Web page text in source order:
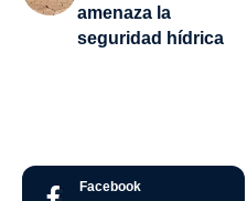
amenaza la
seguridad hídrica
Facebook